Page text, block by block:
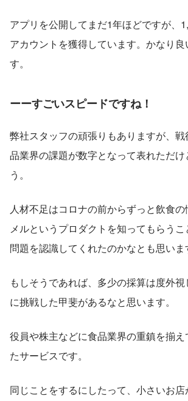
アプリを公開してまだ1年ほどですが、
アカウントを獲得しています。かなり良
す。
ーーすごいスピードですね！
弊社スタッフの頑張りもありますが、
品業界の課題が数字となって表れただけ
う。
人材不足はコロナの前からずっと飲食
メルというプロダクトを知ってもらう
問題を認識してくれたのかなとも思いま
もしそうであれば、多少の採算は度外
に挑戦した甲斐があるなと思います。
役員や株主などに食品業界の重鎮を揃
たサービスです。
同じことをするにしたって、小さいお